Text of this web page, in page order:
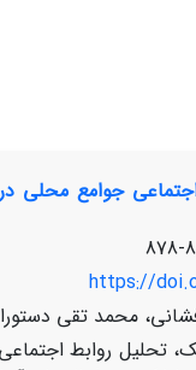
جوامع محلی
https://
محمد تقی
تحلیل روابط